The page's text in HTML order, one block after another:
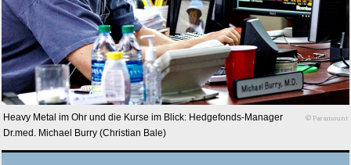
Heavy Metal im Ohr und die Kurse im Blick: Hedgefonds-Manager
Dr.med. Michael Burry (Christian Bale)
© Paramount